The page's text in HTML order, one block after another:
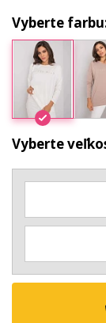
Vyberte
Vyberte